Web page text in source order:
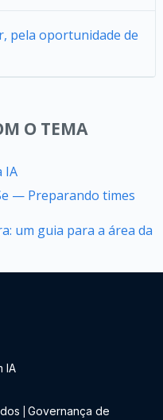
pela oportunidade de
O TEMA
IA
— Preparando times
um guia para a área da
IA
Governança de